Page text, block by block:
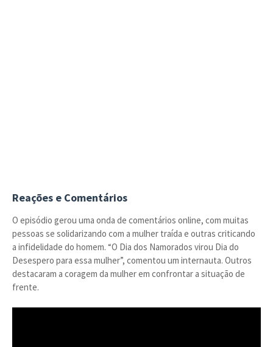
Reações e Comentários
O episódio gerou uma onda de comentários online, com muitas
pessoas se solidarizando com a mulher traída e outras criticando
a infidelidade do homem. “O Dia dos Namorados virou Dia do
Desespero para essa mulher”, comentou um internauta. Outros
destacaram a coragem da mulher em confrontar a situação de
frente.